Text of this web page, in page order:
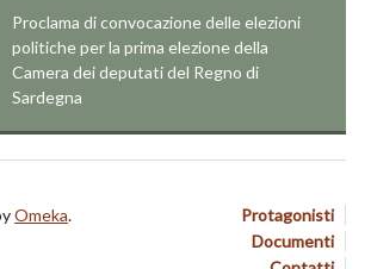
Proclama di convocazione delle elezioni
politiche per la prima elezione della
Camera dei deputati del Regno di
Sardegna
Protagonisti
Documenti
Omeka.